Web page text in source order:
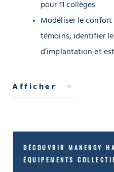
pour 11 collèges
Modéliser le confort
témoins, identifier
d’implantation et
En chiffres :
1,5 à 3,7 °C : baisse
11 : nombre de
10 : nombre de
Afficher
DÉCOUVRIR MANERGY
ÉQUIPEMENTS